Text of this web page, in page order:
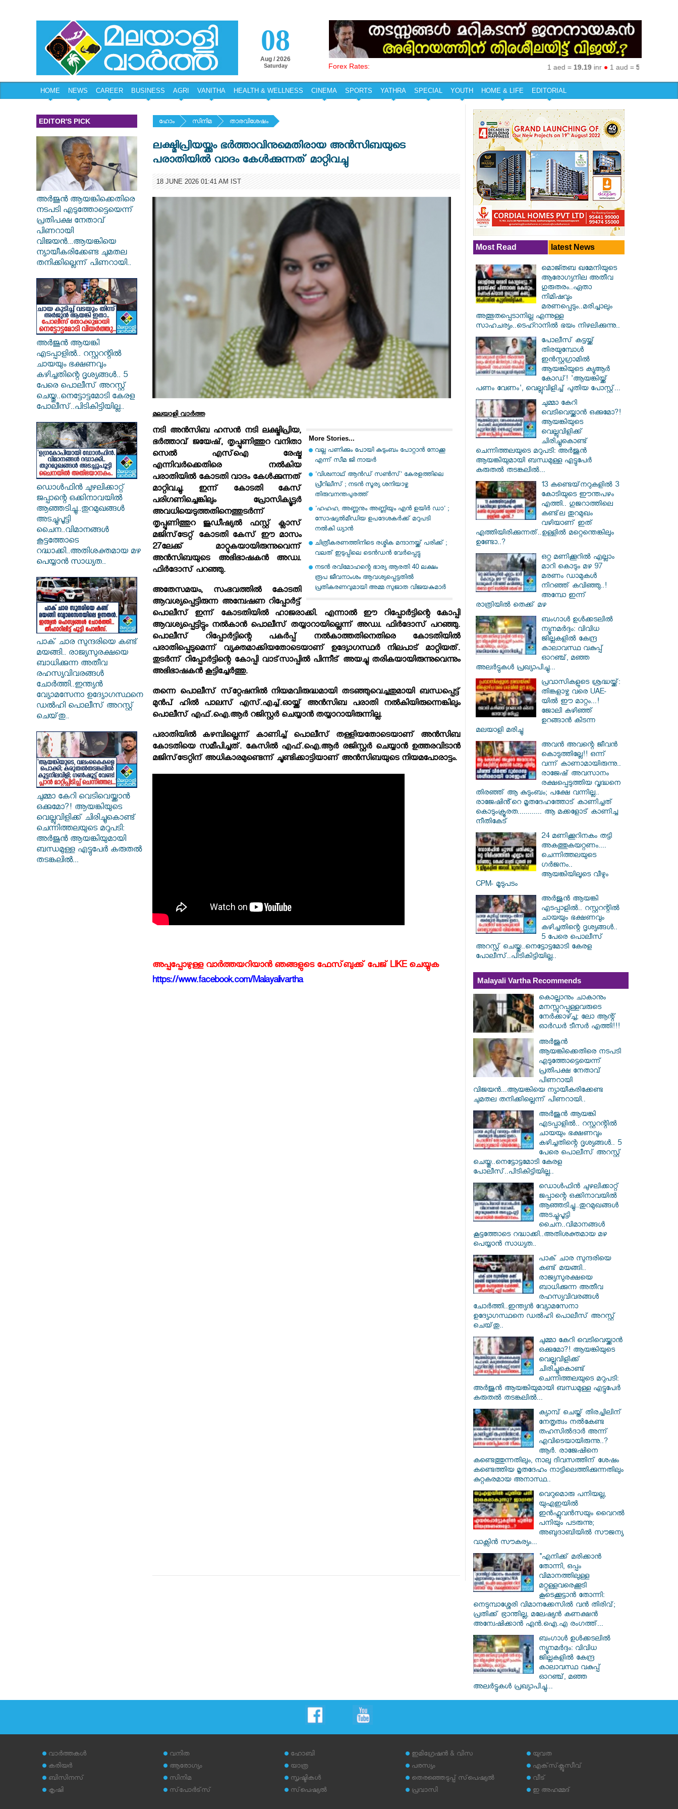
08
Aug / 2026
Saturday Forex Rates: 1 aed =19.19inr●1 aud =50.27inr
HOME NEWS CAREER BUSINESS AGRI VANITHA HEALTH & WELLNESS CINEMA SPORTS YATHRA SPECIAL YOUTH HOME & LIFE EDITORIAL
EDITOR'S PICK
അർജുൻ ആയങ്കിക്കെതിരെ
നടപടി എടുത്തോട്ടെയെന്ന്
പ്രതിപക്ഷ നേതാവ്
പിണറായി
വിജയൻ...ആയങ്കിയെ
ന്യായീകരിക്കേണ്ട ചുമതല
തനിക്കില്ലെന്ന് പിണറായി..
അർജുൻ ആയങ്കി
എടപ്പാളിൽ.. റസ്റ്ററന്റിൽ
ചായയും ഭക്ഷണവും
കഴിച്ചതിന്റെ ദൃശ്യങ്ങൾ.. 5
പേരെ പൊലീസ് അറസ്റ്റ്
ചെയ്തു..നെട്ടോട്ടമോടി കേരള
പോലീസ്..പിടികിട്ടിയില്ല..
ഡൊൾഫിൻ ചുഴലിക്കാറ്റ്
ജപ്പാന്റെ ഒക്കിനാവയിൽ
ആഞ്ഞടിച്ചു..തുറമുഖങ്ങൾ
അടച്ചുപൂട്ടി
ചൈന..വിമാനങ്ങൾ
കൂട്ടത്തോടെ
റദ്ധാക്കി..അതിശക്തമായ മഴ
പെയ്യാൻ സാധ്യത..
പാക് ചാര സുന്ദരിയെ കണ്ട്
മയങ്ങി.. രാജ്യസുരക്ഷയെ
ബാധിക്കുന്ന അതീവ
രഹസ്യവിവരങ്ങൾ
ചോർത്തി..ഇന്ത്യൻ
വ്യോമസേനാ ഉദ്യോഗസ്ഥനെ
ഡൽഹി പൊലീസ് അറസ്റ്റ്
ചെയ്‌തു..
ചുമ്മാ കേറി വെടിവെയ്ക്കാൻ
ഒക്കുമോ?! ആയങ്കിയുടെ
വെല്ലുവിളിക്ക് ചിരിച്ചുകൊണ്ട്
ചെന്നിത്തലയുടെ മറുപടി:
അർജുൻ ആയങ്കിയുമായി
ബന്ധമുള്ള എട്ടുപേർ കരുതൽ
തടങ്കലിൽ...
ഹോം സിനിമ താരവിശേഷം
ലക്ഷ്മിപ്രിയയ്ക്കും ഭര്‍ത്താവിനുമെതിരായ അന്‍സിബയുടെ
പരാതിയില്‍ വാദം കേള്‍ക്കുന്നത് മാറ്റിവച്ചു
18 JUNE 2026 01:41 AM IST
മലയാളി വാര്‍ത്ത
More Stories...
വല്ല പണിക്കും പോയി കുടുംബം പോറ്റാന്‍ നോക്കൂ
എന്ന് സീമ ജി നായര്‍
'വിശ്വനാഥ് ആന്‍ഡ് സണ്‍സ്' കേരളത്തിലെ
പ്രീറിലീസ് ; നടന്‍ സൂര്യ ശനിയാഴ്ച
തിരുവനന്തപുരത്ത്
'ഹഹഹ, അണ്ണനും അണ്ണിയും എന്‍ ഉയിര്‍ ഡാ' ;
സോഷ്യല്‍മീഡിയ ഉപദേശകര്‍ക്ക് മറുപടി
നല്‍കി ധ്യാന്‍
ചിത്രീകരണത്തിനിടെ രശ്മിക മന്ദാനയ്ക്ക് പരിക്ക് ;
വലത് ഇടുപ്പിലെ ടെന്‍ഡന്‍ വേര്‍പ്പെട്ടു
നടന്‍ രവിമോഹന്റെ ഭാര്യ ആരതി 40 ലക്ഷം
രൂപ ജീവനാംശം ആവശ്യപ്പെട്ടതില്‍
പ്രതികരണവുമായി അമ്മ സുജാത വിജയകുമാര്‍
നടി അന്‍സിബ ഹസന്‍ നടി ലക്ഷ്മിപ്രിയ,
ഭര്‍ത്താവ് ജയേഷ്, തൃപ്പൂണിത്തുറ വനിതാ
സെല്‍ എസ്‌ഐ രേഷ്മ
എന്നിവര്‍ക്കെതിരെ നല്‍കിയ
പരാതിയില്‍ കോടതി വാദം കേള്‍ക്കുന്നത്
മാറ്റിവച്ചു. ഇന്ന് കോടതി കേസ്
പരിഗണിച്ചെങ്കിലും പ്രോസിക്യൂട്ടര്‍
അവധിയെടുത്തതിനെത്തുടര്‍ന്ന്
തൃപ്പൂണിത്തുറ ജുഡീഷ്യല്‍ ഫസ്റ്റ് ക്ലാസ്
മജിസ്‌ട്രേറ്റ് കോടതി കേസ് ഈ മാസം
27ലേക്ക് മാറ്റുകയായിരുന്നുവെന്ന്
അന്‍സിബയുടെ അഭിഭാഷകന്‍ അഡ്വ.
ഫിര്‍ദോസ് പറഞ്ഞു.
അതേസമയം, സംഭവത്തില്‍ കോടതി
ആവശ്യപ്പെട്ടിരുന്ന അന്വേഷണ റിപ്പോര്‍ട്ട്
പൊലീസ് ഇന്ന് കോടതിയില്‍ ഹാജരാക്കി. എന്നാല്‍ ഈ റിപ്പോര്‍ട്ടിന്റെ കോപ്പി
ആവശ്യപ്പെട്ടിട്ടും നല്‍കാന്‍ പൊലീസ് തയ്യാറായില്ലെന്ന് അഡ്വ. ഫിര്‍ദോസ് പറഞ്ഞു.
പൊലീസ് റിപ്പോര്‍ട്ടിന്റെ പകര്‍പ്പ് നല്‍കാത്തതിനെതിരെ കോടതിയില്‍
പരാതിപ്പെടുമെന്ന് വ്യക്തമാക്കിയതോടെയാണ് ഉദ്യോഗസ്ഥര്‍ നിലപാട് മാറ്റിയത്.
തുടര്‍ന്ന് റിപ്പോര്‍ട്ടിന്റെ കോപ്പി വാട്‌സാപ്പില്‍ പിന്നീട് അയച്ചു തരികയായിരുന്നുവെന്നും
അഭിഭാഷകന്‍ കൂട്ടിച്ചേര്‍ത്തു.
തന്നെ പൊലീസ് സ്‌റ്റേഷനില്‍ നിയമവിരുദ്ധമായി തടഞ്ഞുവെച്ചതുമായി ബന്ധപ്പെട്ട്
മുന്‍പ് ഹില്‍ പാലസ് എസ്.എച്ച്.ഓയ്ക്ക് അന്‍സിബ പരാതി നല്‍കിയിരുന്നെങ്കിലും
പൊലീസ് എഫ്.ഐ.ആര്‍ റജിസ്റ്റര്‍ ചെയ്യാന്‍ തയ്യാറായിരുന്നില്ല.
പരാതിയില്‍ കഴമ്പില്ലെന്ന് കാണിച്ച് പൊലീസ് തള്ളിയതോടെയാണ് അന്‍സിബ
കോടതിയെ സമീപിച്ചത്. കേസില്‍ എഫ്.ഐ.ആര്‍ രജിസ്റ്റര്‍ ചെയ്യാന്‍ ഉത്തരവിടാന്‍
മജിസ്‌ട്രേറ്റിന് അധികാരമുണ്ടെന്ന് ചൂണ്ടിക്കാട്ടിയാണ് അന്‍സിബയുടെ നിയമപോരാട്ടം.
അപ്പപ്പോഴുള്ള വാര്‍ത്തയറിയാന്‍ ഞങ്ങളുടെ ഫേസ്‌ബുക്ക്‌ പേജ് LIKE ചെയ്യുക
https://www.facebook.com/Malayalivartha
Most Read latest News
മൊജ്തബ ഖമേനിയുടെ
ആരോഗ്യനില അതീവ
ഗുരുതരം..ഏതാ
നിമിഷവും
മരണപ്പെടും..മരിച്ചാലും
അത്ഭുതപ്പെടാനില്ല എന്നുള്ള
സാഹചര്യം..ടെഹ്റാനിൽ ഭയം നിഴലിക്കുന്നു..
പോലീസ് കട്ടയ്ക്ക്
തിരയുമ്പോൾ
ഇൻസ്റ്റഗ്രാമിൽ
ആയങ്കിയുടെ ക്യുആർ
കോഡ്! 'ആയങ്കിയ്ക്ക്
പണം വേണം', വെല്ലുവിളിച്ച് പുതിയ പോസ്റ്റ്...
ചുമ്മാ കേറി
വെടിവെയ്ക്കാൻ ഒക്കുമോ?!
ആയങ്കിയുടെ
വെല്ലുവിളിക്ക്
ചിരിച്ചുകൊണ്ട്
ചെന്നിത്തലയുടെ മറുപടി: അർജുൻ
ആയങ്കിയുമായി ബന്ധമുള്ള എട്ടുപേർ
കരുതൽ തടങ്കലിൽ...
13 കണ്ടെയ്‌നറുകളിൽ 3
കോടിയുടെ ഈന്തപഴം
എത്തി.. ഗുജറാത്തിലെ
കണ്ട്‌ല തുറമുഖം
വഴിയാണ് ഇത്
എത്തിയിരിക്കുന്നത്..ഉള്ളിൽ മറ്റെന്തെങ്കിലും
ഉണ്ടോ..?
ഒറ്റ മണിക്കൂറിൽ എല്ലാം
മാറി കൊടും മഴ 97
മരണം ഡാമുകൾ
നിറഞ്ഞ് കവിഞ്ഞു..!
അമ്പോ ഇന്ന്
രാത്രിയിൽ തെക്ക് മഴ
ബംഗാൾ ഉൾക്കടലിൽ
ന്യൂനമർദ്ദം: വിവിധ
ജില്ലകളിൽ കേന്ദ്ര
കാലാവസ്ഥ വകുപ്പ്
ഓറഞ്ച്, മഞ്ഞ
അലർട്ടുകൾ പ്രഖ്യാപിച്ചു...
പ്രവാസികളുടെ ശ്രദ്ധയ്ക്ക്:
തിങ്കളാഴ്ച വരെ UAE-
യിൽ ഈ മാറ്റം...!
ജോലി കഴിഞ്ഞ്
ഉറങ്ങാൻ കിടന്ന
മലയാളി മരിച്ചു
അവൻ അവന്റെ ജീവൻ
കൊടുത്തില്ലേ!! ഒന്ന്
വന്ന് കാണാമായിരുന്നു..
രാജേഷ് അവസാനം
രക്ഷപ്പെടുത്തിയ വൃദ്ധനെ
തിരഞ്ഞ് ആ കുടുംബം; പക്ഷേ വന്നില്ല..
രാജേഷിൻ്റെ മൃതദേഹത്തോട് കാണിച്ചത്
കൊടുംക്രൂരത............ ആ മക്കളോട് കാണിച്ച
നീതികേട്
24 മണിക്കൂറിനകം തട്ടി
അകത്തുകയറ്റണം....
ചെന്നിത്തലയുടെ
ഗർജനം..
ആയങ്കിയിലൂടെ വീഴും
CPM- മൂടുപടം
അർജുൻ ആയങ്കി
എടപ്പാളിൽ.. റസ്റ്ററന്റിൽ
ചായയും ഭക്ഷണവും
കഴിച്ചതിന്റെ ദൃശ്യങ്ങൾ..
5 പേരെ പൊലീസ്
അറസ്റ്റ് ചെയ്തു..നെട്ടോട്ടമോടി കേരള
പോലീസ്..പിടികിട്ടിയില്ല..
Malayali Vartha Recommends
കൊല്ലാനും ചാകാനും
മനസ്സുറപ്പുള്ളവരുടെ
നേർക്കാഴ്ച്ച; ലോ ആന്റ്
ഓർഡർ ടീസർ എത്തി!!!
അർജുൻ
ആയങ്കിക്കെതിരെ നടപടി
എടുത്തോട്ടെയെന്ന്
പ്രതിപക്ഷ നേതാവ്
പിണറായി
വിജയൻ...ആയങ്കിയെ ന്യായീകരിക്കേണ്ട
ചുമതല തനിക്കില്ലെന്ന് പിണറായി..
അർജുൻ ആയങ്കി
എടപ്പാളിൽ.. റസ്റ്ററന്റിൽ
ചായയും ഭക്ഷണവും
കഴിച്ചതിന്റെ ദൃശ്യങ്ങൾ.. 5
പേരെ പൊലീസ് അറസ്റ്റ്
ചെയ്തു..നെട്ടോട്ടമോടി കേരള
പോലീസ്..പിടികിട്ടിയില്ല..
ഡൊൾഫിൻ ചുഴലിക്കാറ്റ്
ജപ്പാന്റെ ഒക്കിനാവയിൽ
ആഞ്ഞടിച്ചു..തുറമുഖങ്ങൾ
അടച്ചുപൂട്ടി
ചൈന..വിമാനങ്ങൾ
കൂട്ടത്തോടെ റദ്ധാക്കി..അതിശക്തമായ മഴ
പെയ്യാൻ സാധ്യത..
പാക് ചാര സുന്ദരിയെ
കണ്ട് മയങ്ങി..
രാജ്യസുരക്ഷയെ
ബാധിക്കുന്ന അതീവ
രഹസ്യവിവരങ്ങൾ
ചോർത്തി..ഇന്ത്യൻ വ്യോമസേനാ
ഉദ്യോഗസ്ഥനെ ഡൽഹി പൊലീസ് അറസ്റ്റ്
ചെയ്‌തു..
ചുമ്മാ കേറി വെടിവെയ്ക്കാൻ
ഒക്കുമോ?! ആയങ്കിയുടെ
വെല്ലുവിളിക്ക്
ചിരിച്ചുകൊണ്ട്
ചെന്നിത്തലയുടെ മറുപടി:
അർജുൻ ആയങ്കിയുമായി ബന്ധമുള്ള എട്ടുപേർ
കരുതൽ തടങ്കലിൽ...
ക്യാമ്പ് ചെയ്ത് തിരച്ചിലിന്
നേതൃത്വം നല്‍കേണ്ട
തഹസില്‍ദാര്‍ അന്ന്
എവിടെയായിരുന്നു..?
ആര്‍. രാജേഷിനെ
കണ്ടെത്തുന്നതിലും, നാലു ദിവസത്തിന് ശേഷം
കണ്ടെത്തിയ മൃതദേഹം നാട്ടിലെത്തിക്കുന്നതിലും
കുറ്റകരമായ അനാസ്ഥ..
വെറുമൊരു പനിയല്ല,
യുഎഇയിൽ
ഇൻഫ്ലുവൻസയും വൈറൽ
പനിയും പടരുന്നു;
അബുദാബിയിൽ സൗജന്യ
വാക്സിൻ സൗകര്യം...
"എനിക്ക് മരിക്കാൻ
തോന്നി, ഒപ്പം
വിമാനത്തിലുള്ള
മറ്റുള്ളവരെക്കൂടി
കൂടെക്കൂട്ടാൻ തോന്നി:
നെടുമ്പാശ്ശേരി വിമാനക്കേസിൽ വൻ തിരിവ്;
പ്രതിക്ക് ഭ്രാന്തില്ല, മലേഷ്യൻ കണക്ഷൻ
അന്വേഷിക്കാൻ എൻ.ഐ.എ രംഗത്ത്...
ബംഗാൾ ഉൾക്കടലിൽ
ന്യൂനമർദ്ദം: വിവിധ
ജില്ലകളിൽ കേന്ദ്ര
കാലാവസ്ഥ വകുപ്പ്
ഓറഞ്ച്, മഞ്ഞ
അലർട്ടുകൾ പ്രഖ്യാപിച്ചു...
വാര്‍ത്തകള്‍
കരിയര്‍
ബിസിനസ്
കൃഷി
വനിത
ആരോഗ്യം
സിനിമ
സ്‌പോര്‍ട്‌സ്
ഹോബി
യാത്ര
സൃഷ്ടികള്‍
സ്‌പെഷ്യല്‍
ഇമിഗ്രേഷന്‍ & വിസ
പരസ്യം
തെരഞ്ഞെടുപ്പ് സ്‌പെഷ്യല്‍
പ്രവാസി
യുവത
എക്‌സ്‌ക്ലൂസീവ്
വീട്
ഇ അഹമ്മദ്‌